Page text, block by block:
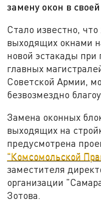
замену окон в
Стало известно,
выходящих окнами
новой эстакады
главных
Советской Армии,
безвозмездно
Замена оконных
выходящих на
предусмотрена
"Комсомольской
заместителя
организации
Зотова.